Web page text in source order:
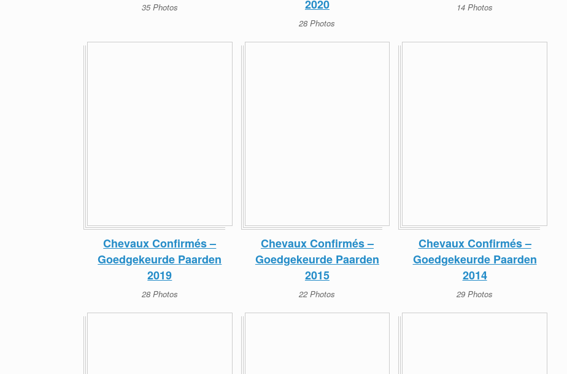
35 Photos
2020
28 Photos
14 Photos
Chevaux Confirmés –
Goedgekeurde Paarden
2019
28 Photos
Chevaux Confirmés –
Goedgekeurde Paarden
2015
22 Photos
Chevaux Confirmés –
Goedgekeurde Paarden
2014
29 Photos